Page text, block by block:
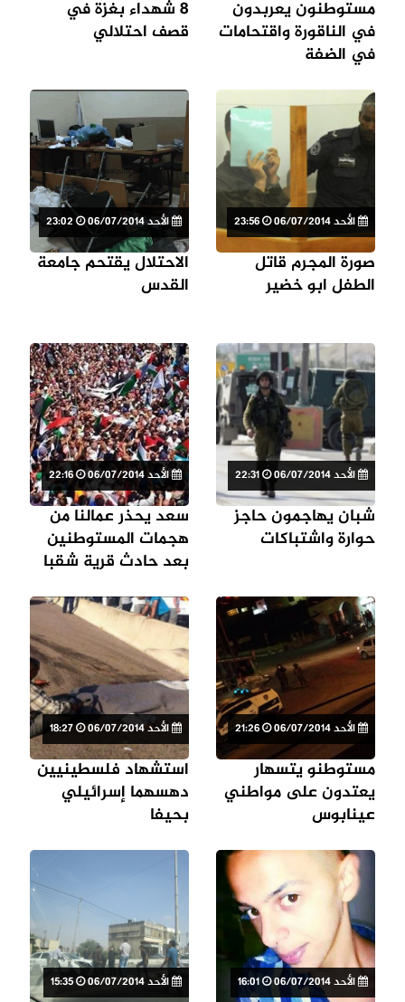
مستوطنون يعربدون
في الناقورة واقتحامات
في الضفة
8 شهداء بغزة في
قصف احتلالي
الأحد 06/07/2014
صورة المجرم قاتل
الطفل ابو خضير
الأحد 06/07/2014
الاحتلال يقتحم جامعة
القدس
الأحد 06/07/2014 22:31
شبان يهاجمون حاجز
حوارة واشتباكات
الأحد 06/07/2014 22:16
سعد يحذر عمالنا من
هجمات المستوطنين
بعد حادث قرية شقبا
الأحد 06/07/2014
مستوطنو يتسهار
يعتدون على مواطني
عينابوس
الأحد 06/07/2014
استشهاد فلسطينيين
دهسهما إسرائيلي
بحيفا
الأحد 06/07/2014 الأحد 06/07/2014